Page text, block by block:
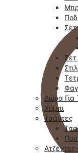
Δώρα
Χόμπι
Τσάντες